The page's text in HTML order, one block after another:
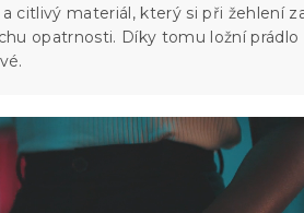
citlivý materiál, který si při žehlení
opatrnosti. Díky tomu ložní prádlo